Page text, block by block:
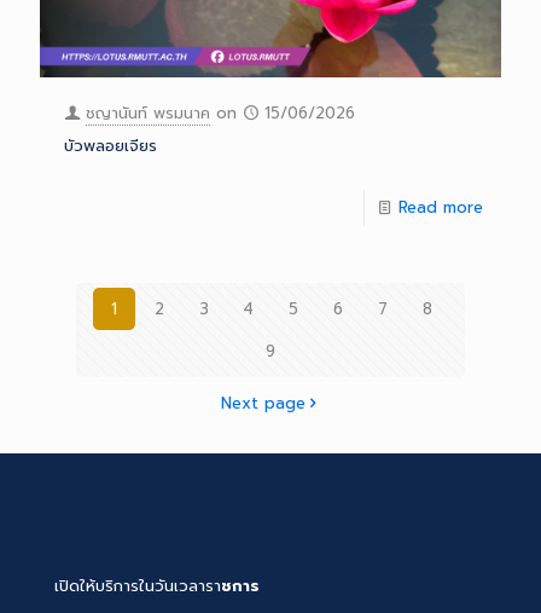
ชญานันท์ พรมนาค on
15/06/2026
บัวพลอยเจียร
Read more
1 2 3 4 5 6 7
8
9
Next page
เปิดให้บริการในวันเวลาราชการ